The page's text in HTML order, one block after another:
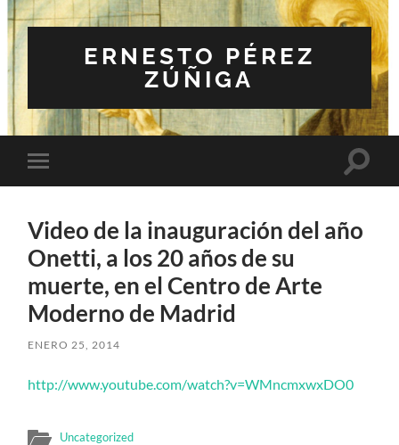
ERNESTO PÉREZ
ZÚÑIGA
Alternar
el
móvil
Video de la inauguración del año
Onetti, a los 20 años de su
muerte, en el Centro de Arte
Moderno de Madrid
ENERO 25, 2014
http://www.youtube.com/watch?v=WMncmxwxDO0
Uncategorized